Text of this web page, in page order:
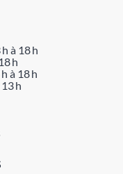
à 18 h
h
à 18 h
h